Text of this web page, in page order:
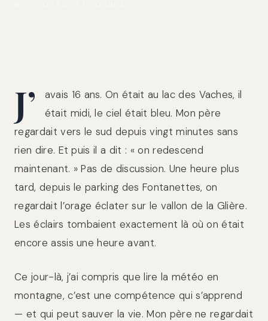
J’
avais 16 ans. On était au lac des Vaches, il
était midi, le ciel était bleu. Mon père
regardait vers le sud depuis vingt minutes sans
rien dire. Et puis il a dit : « on redescend
maintenant. » Pas de discussion. Une heure plus
tard, depuis le parking des Fontanettes, on
regardait l’orage éclater sur le vallon de la Glière.
Les éclairs tombaient exactement là où on était
encore assis une heure avant.
Ce jour-là, j’ai compris que lire la météo en
montagne, c’est une compétence qui s’apprend
— et qui peut sauver la vie. Mon père ne regardait